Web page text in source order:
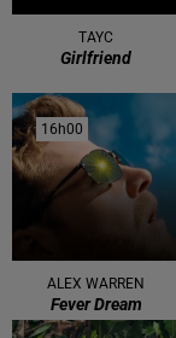
TAYC
Girlfriend
16h00
16h00
ALEX WARREN
Fever Dream